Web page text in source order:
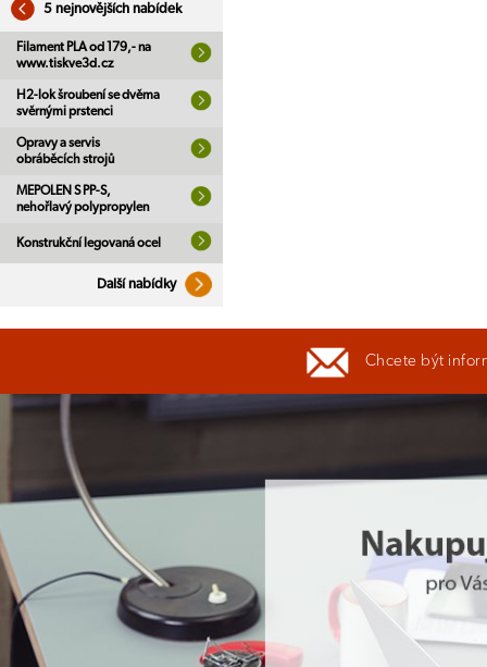
5 nejnovějších nabídek
Filament PLA od 179,- na
www.tiskve3d.cz
H2-lok šroubení se dvěma
svěrnými prstenci
Opravy a servis
obráběcích strojů
MEPOLEN S PP-S,
nehořlavý polypropylen
Konstrukční legovaná ocel
Další nabídky
Chcete být